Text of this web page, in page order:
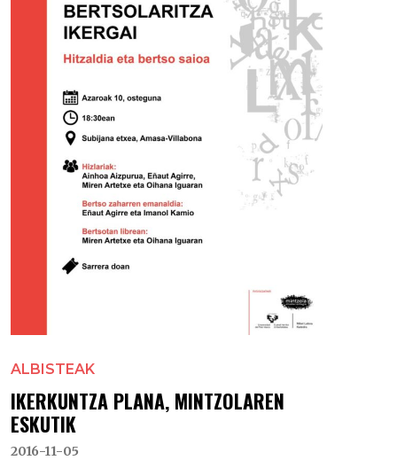
ALBISTEAK
IKERKUNTZA PLANA, MINTZOLAREN
ESKUTIK
2016-11-05